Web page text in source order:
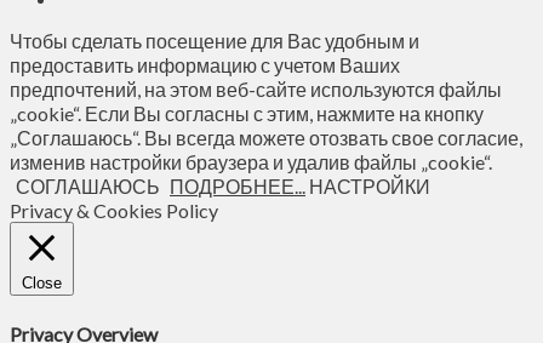
Чтобы сделать посещение для Вас удобным и
предоставить информацию с учетом Ваших
предпочтений, на этом веб-сайте используются файлы
„cookie“. Если Вы согласны с этим, нажмите на кнопку
„Соглашаюсь“. Вы всегда можете отозвать свое согласие,
изменив настройки браузера и удалив файлы „cookie“.
СОГЛАШАЮСЬ ПОДРОБНЕЕ... НАСТРОЙКИ
Privacy & Cookies Policy
Close
Privacy Overview